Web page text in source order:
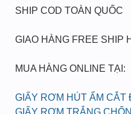
SHIP COD TOÀN QUỐC
GIAO HÀNG FREE SHIP
MUA HÀNG ONLINE TẠI:
GIẤY RƠM HÚT ẨM CẮT
GIẤY RƠM TRẮNG